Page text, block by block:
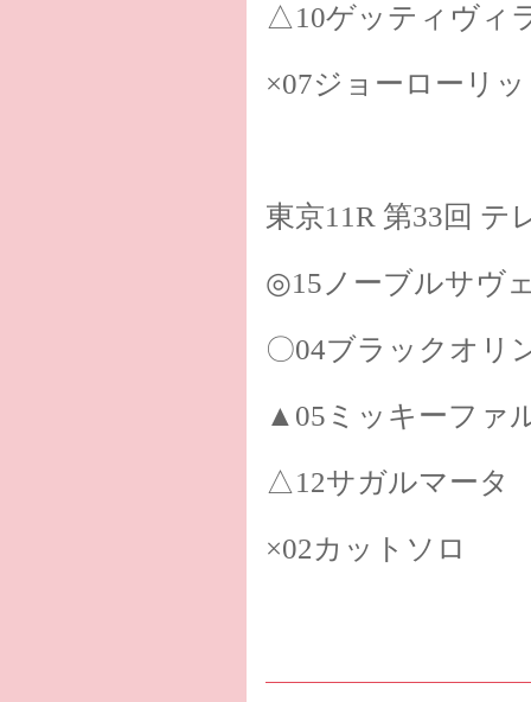
△10ゲッティヴィ
×07ジョーローリ
東京11R 第33回 テ
◎15ノーブルサヴ
〇04ブラックオリ
▲05ミッキーファ
△12サガルマータ
×02カットソロ